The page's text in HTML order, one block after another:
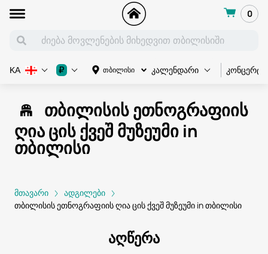
0
თბილისი კალენდარი კონცერტი
KA ₽
თბილისის ეთნოგრაფიის
ღია ცის ქვეშ მუზეუმი in
თბილისი
მთავარი
ადგილები
თბილისის ეთნოგრაფიის ღია ცის ქვეშ მუზეუმი in თბილისი
აღწერა